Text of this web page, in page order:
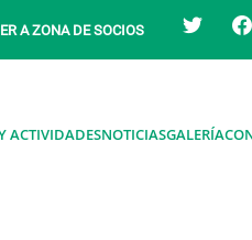
A ZONA DE SOCIOS
twitter
ACTIVIDADESNOTICIASGALERÍA